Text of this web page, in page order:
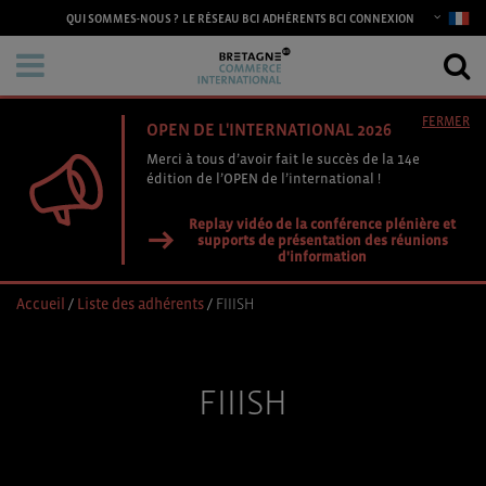
QUI SOMMES-NOUS ? LE RÉSEAU BCI ADHÉRENTS BCI CONNEXION
OPEN DE L'INTERNATIONAL 2026
Merci à tous d’avoir fait le succès de la 14e
édition de l’OPEN de l’international !
Replay vidéo de la conférence plénière et
supports de présentation des réunions
d'information
FERMER
Accueil / Liste des adhérents/ FIIISH
FIIISH